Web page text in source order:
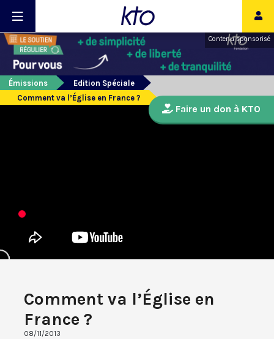
Contenu sponsorisé
Émissions
Edition Spéciale
Comment va l’Église en France ?
Comment va l’Église en
France ?
08/11/2013
Faire un don à KTO